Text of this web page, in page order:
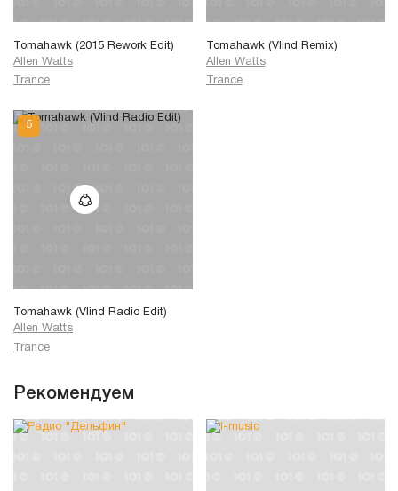
Tomahawk (2015 Rework Edit)
Allen Watts
Trance
Tomahawk (Vlind Remix)
Allen Watts
Trance
Tomahawk (Vlind Radio Edit)
Allen Watts
Trance
Рекомендуем